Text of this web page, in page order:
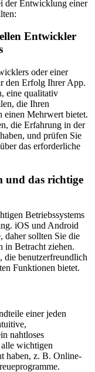
der Entwicklung einer
Entwickler
oder einer
den Erfolg Ihrer App.
eine qualitativ
die Ihren
einen Mehrwert bietet.
die Erfahrung in der
und prüfen Sie
das erforderliche
und das richtige
Betriebssystems
iOS und Android
daher sollten Sie die
in Betracht ziehen.
die benutzerfreundlich
Funktionen bietet.
einer jeden
nahtloses
wichtigen
haben, z. B. Online-